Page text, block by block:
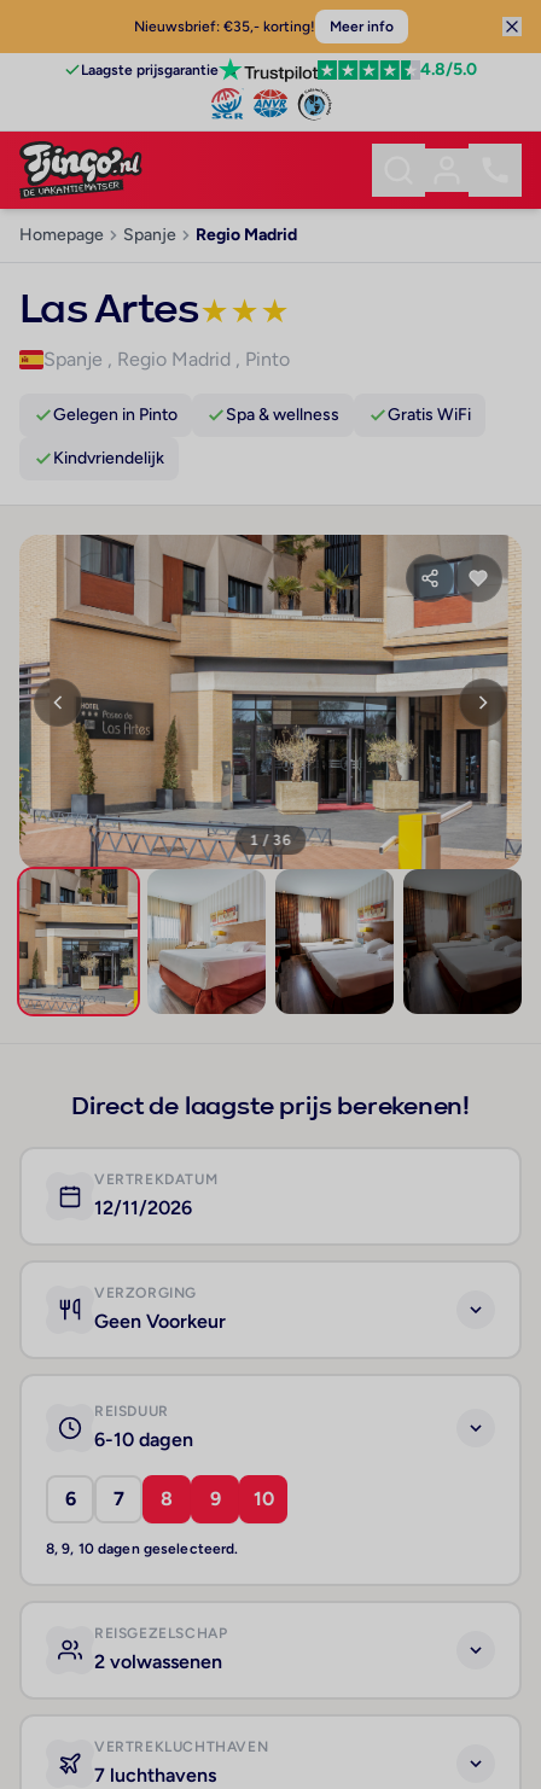
Nieuwsbrief: €35,- korting! Meer info
Laagste prijsgarantie 4.8/5.0
Homepage Spanje Regio Madrid
Las Artes★★★
Spanje , Regio Madrid , Pinto
Gelegen in Pinto Spa & wellness Gratis WiFi
Kindvriendelijk
1 / 36
Direct de laagste prijs berekenen!
VERTREKDATUM
12/11/2026
VERZORGING
Geen Voorkeur
REISDUUR
6-10 dagen
6 7 8 9 10
8, 9, 10 dagen geselecteerd.
REISGEZELSCHAP
2 volwassenen
VERTREKLUCHTHAVEN
7 luchthavens